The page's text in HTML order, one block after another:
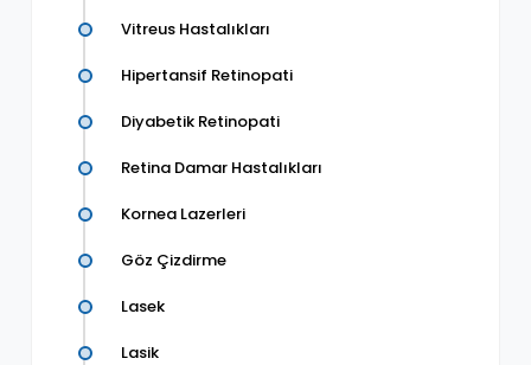
Vitreus Hastalıkları
Hipertansif Retinopati
Diyabetik Retinopati
Retina Damar Hastalıkları
Kornea Lazerleri
Göz Çizdirme
Lasek
Lasik